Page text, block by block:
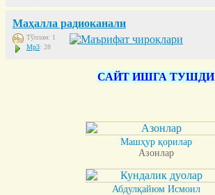
Маҳалла радиоканали
Тўплам: 1
Mp3: 28
САЙТ ИШГА ТУШДИ
Машҳур қорилар
Азонлар
Абдулқайюм Исмоил